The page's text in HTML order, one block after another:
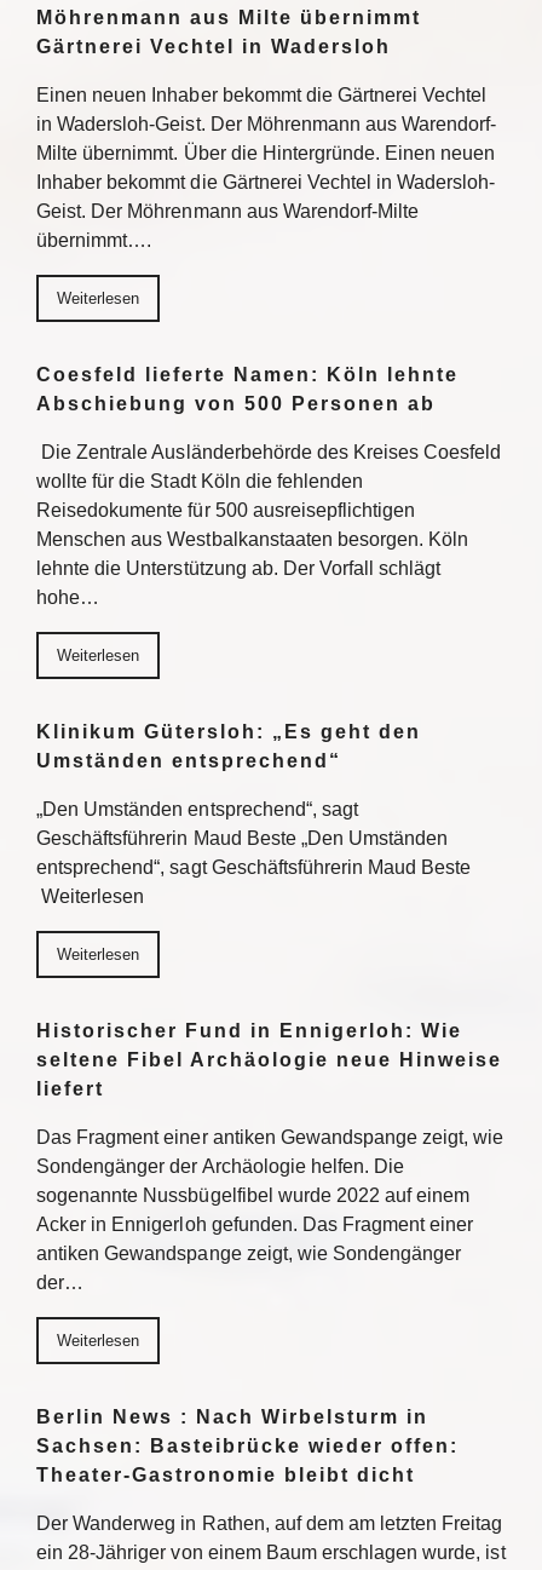
Möhrenmann aus Milte übernimmt
Gärtnerei Vechtel in Wadersloh
Einen neuen Inhaber bekommt die Gärtnerei Vechtel
in Wadersloh-Geist. Der Möhrenmann aus Warendorf-
Milte übernimmt. Über die Hintergründe. Einen neuen
Inhaber bekommt die Gärtnerei Vechtel in Wadersloh-
Geist. Der Möhrenmann aus Warendorf-Milte
übernimmt….
Weiterlesen
Coesfeld lieferte Namen: Köln lehnte
Abschiebung von 500 Personen ab
Die Zentrale Ausländerbehörde des Kreises Coesfeld
wollte für die Stadt Köln die fehlenden
Reisedokumente für 500 ausreisepflichtigen
Menschen aus Westbalkanstaaten besorgen. Köln
lehnte die Unterstützung ab. Der Vorfall schlägt
hohe…
Weiterlesen
Klinikum Gütersloh: „Es geht den
Umständen entsprechend“
„Den Umständen entsprechend“, sagt
Geschäftsführerin Maud Beste „Den Umständen
entsprechend“, sagt Geschäftsführerin Maud Beste
Weiterlesen
Weiterlesen
Historischer Fund in Ennigerloh: Wie
seltene Fibel Archäologie neue Hinweise
liefert
Das Fragment einer antiken Gewandspange zeigt, wie
Sondengänger der Archäologie helfen. Die
sogenannte Nussbügelfibel wurde 2022 auf einem
Acker in Ennigerloh gefunden. Das Fragment einer
antiken Gewandspange zeigt, wie Sondengänger
der…
Weiterlesen
Berlin News : Nach Wirbelsturm in
Sachsen: Basteibrücke wieder offen:
Theater-Gastronomie bleibt dicht
Der Wanderweg in Rathen, auf dem am letzten Freitag
ein 28-Jähriger von einem Baum erschlagen wurde, ist